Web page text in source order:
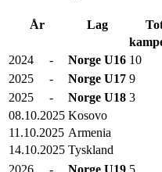
År Lag
2024
- Norge U16 10
2025
- Norge U17 9
2025
- Norge U18 3
08.10.2025 Kosovo
11.10.2025 Armenia
14.10.2025 Tyskland
2026
- Norge U19 5